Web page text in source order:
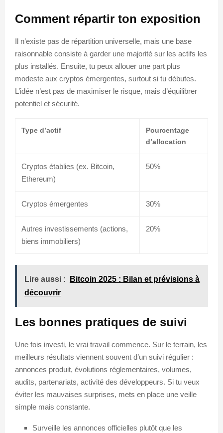
Comment répartir ton exposition
Il n’existe pas de répartition universelle, mais une base
raisonnable consiste à garder une majorité sur les actifs les
plus installés. Ensuite, tu peux allouer une part plus
modeste aux cryptos émergentes, surtout si tu débutes.
L’idée n’est pas de maximiser le risque, mais d’équilibrer
potentiel et sécurité.
Type d’actif
Pourcentage
d’allocation
Cryptos établies (ex. Bitcoin,
Ethereum)
50%
Cryptos émergentes 30%
Autres investissements (actions,
biens immobiliers)
20%
Lire aussi :
Bitcoin 2025 : Bilan et prévisions à
découvrir
Les bonnes pratiques de suivi
Une fois investi, le vrai travail commence. Sur le terrain, les
meilleurs résultats viennent souvent d’un suivi régulier :
annonces produit, évolutions réglementaires, volumes,
audits, partenariats, activité des développeurs. Si tu veux
éviter les mauvaises surprises, mets en place une veille
simple mais constante.
Surveille les annonces officielles plutôt que les